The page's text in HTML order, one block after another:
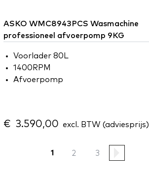
ASKO WMC8943PCS Wasmachine
professioneel afvoerpomp 9KG
Voorlader 80L
1400RPM
Afvoerpomp
€ 3.590,00 excl. BTW (adviesprijs)
1 2 3